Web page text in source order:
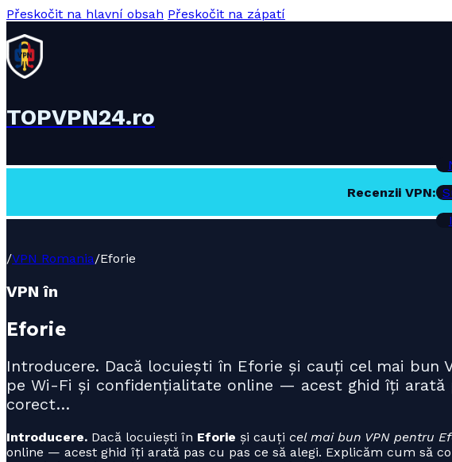
Přeskočit na hlavní obsah Přeskočit na zápatí
TOPVPN24.ro
Recenzii VPN:
/VPN Romania/Eforie
VPN în
Eforie
Introducere. Dacă locuiești în Eforie și cauți cel mai
pe Wi-Fi și confidențialitate online — acest ghid îți arată
corect…
Introducere. Dacă locuiești în Eforie și cauți cel mai bun VPN pentru
online — acest ghid îți arată pas cu pas ce să alegi. Explicăm cum să